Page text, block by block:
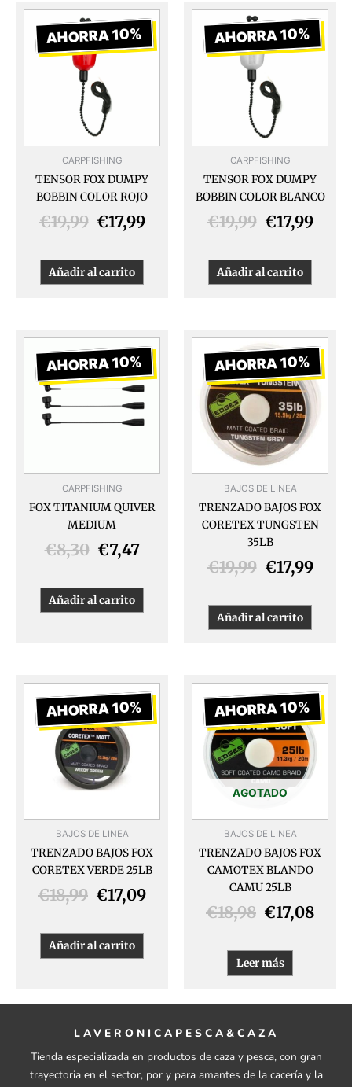
AHORRA 10%
CARPFISHING
TENSOR FOX DUMPY
BOBBIN COLOR ROJO
€19,99
El
precio
original
€19,99.
€17,99
El
precio
actual
Añadir al carrito
AHORRA 10%
CARPFISHING
TENSOR FOX DUMPY
BOBBIN COLOR BLANCO
€19,99
El
precio
original
€19,99.
€17,99
El
Añadir al carrito
AHORRA 10%
CARPFISHING
FOX TITANIUM QUIVER
MEDIUM
€8,30
El
precio
original
era:
€8,30.
€7,47
El
precio
actual
es:
€7,47.
Añadir al carrito
AHORRA 10%
BAJOS DE LINEA
TRENZADO BAJOS FOX
CORETEX TUNGSTEN
35LB
€19,99
El
precio
original
era:
€19,99.
€17,99
El
es:
Añadir al carrito
AHORRA 10%
BAJOS DE LINEA
TRENZADO BAJOS FOX
CORETEX VERDE 25LB
€18,99
El
precio
original
era:
€18,99.
€17,09
El
precio
actual
Añadir al carrito
AHORRA 10%
AGOTADO
BAJOS DE LINEA
TRENZADO BAJOS FOX
CAMOTEX BLANDO
CAMU 25LB
€18,98
El
precio
original
era:
€18,98.
€17,08
El
es:
Leer más
LAVERONICAPESCA&CAZA
Tienda especializada en productos de caza y pesca, con gran
trayectoria en el sector, por y para amantes de la cacería y la